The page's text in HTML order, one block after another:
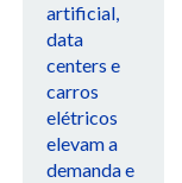
artificial,
data
centers e
carros
elétricos
elevam a
demanda e